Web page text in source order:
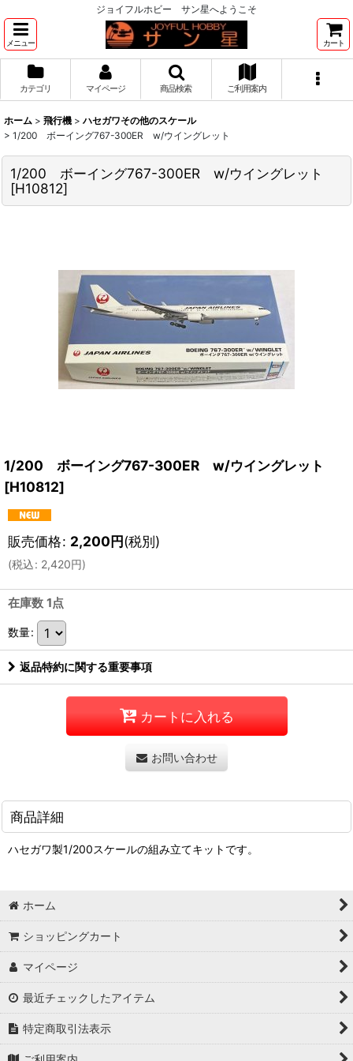
ジョイフルホビー サン星へようこそ
メニュー カート
カテゴリ マイページ 商品検索 ご利用案内
ホーム > 飛行機 > ハセガワその他のスケール
> 1/200 ボーイング767-300ER w/ウイングレット
1/200 ボーイング767-300ER w/ウイングレット
[H10812]
1/200 ボーイング767-300ER w/ウイングレット
[H10812]
販売価格: 2,200円(税別)
(税込: 2,420円)
在庫数 1点
数量:
返品特約に関する重要事項
カートに入れる
お問い合わせ
商品詳細
ハセガワ製1/200スケールの組み立てキットです。
ホーム
ショッピングカート
マイページ
最近チェックしたアイテム
特定商取引法表示